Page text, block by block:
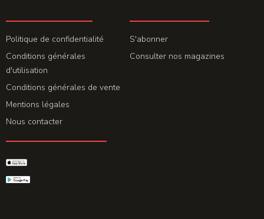
Politique de confidentialité
Conditions générales
d'utilisation
Conditions générales de vente
Mentions légales
Nous contacter
S'abonner
Consulter nos magazines